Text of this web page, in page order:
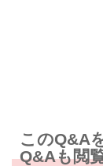
このQ&A
Q&Aも閲